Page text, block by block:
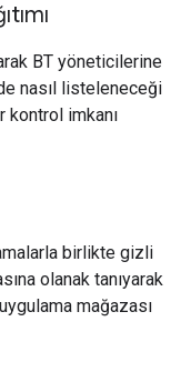
BT yöneticilerine
nasıl listeleneceği
kontrol imkanı
birlikte gizli
olanak tanıyarak
mağazası